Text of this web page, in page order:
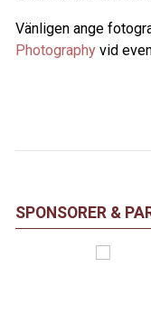
Vänligen ange
Photography vid
SPONSORER &